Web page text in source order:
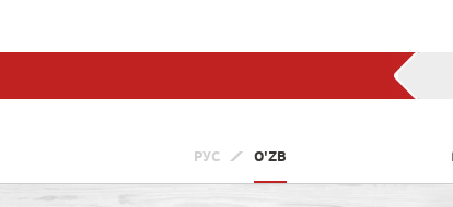
РУС O'ZB